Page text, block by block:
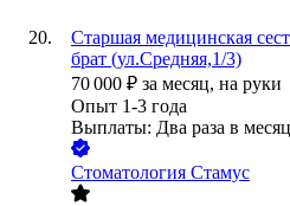
Старшая медицинская
брат (ул.Средняя,1/3)
70 000 ₽ за месяц, на руки
Опыт 1-3 года
Выплаты: Два раза в месяц
Стоматология Стамус